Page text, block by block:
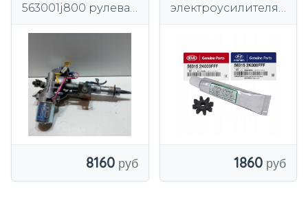
563001j800 рулевая
8160
электроусилителя
HYUNDAI оригинал
1860